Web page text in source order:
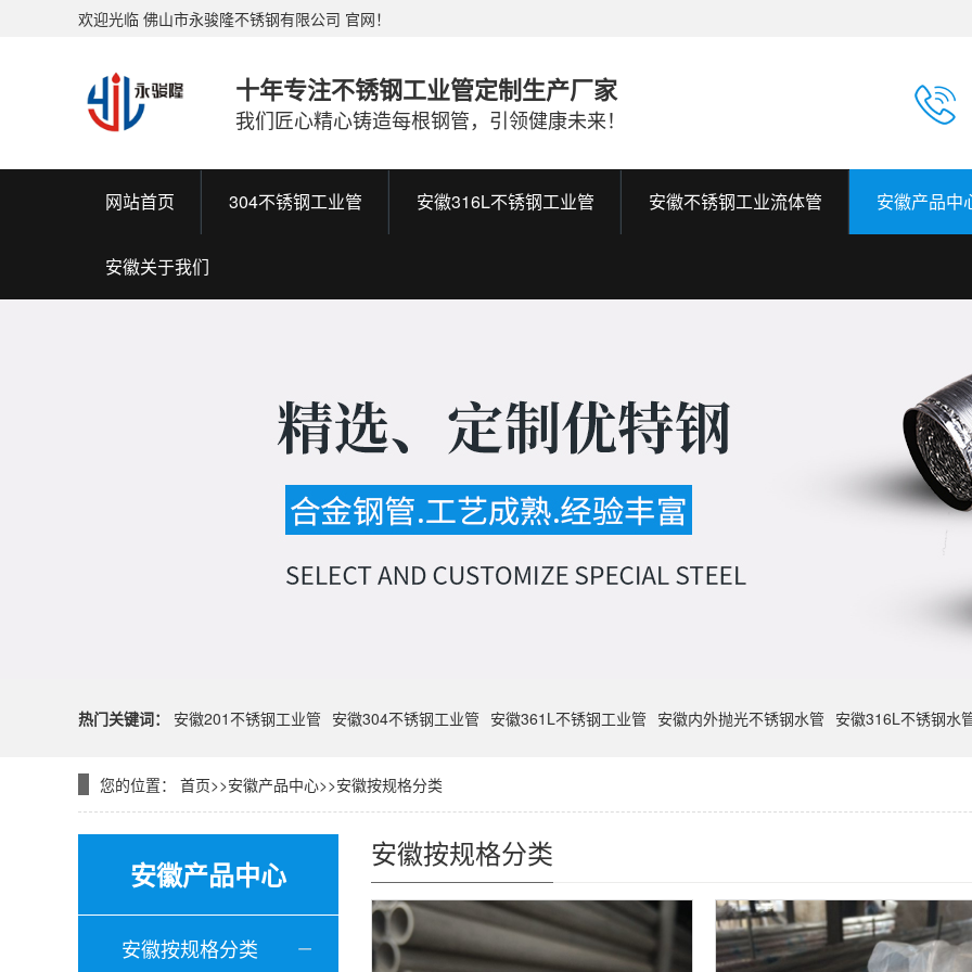
欢迎光临 佛山市永骏隆不锈钢有限公司 官网！
十年专注不锈钢工业管定制生产厂家
我们匠心精心铸造每根钢管，引领健康未来！
网站首页 304不锈钢工业管 安徽316L不锈钢工业管 安徽不锈钢工业流体管 安徽产品中
安徽关于我们
热门关键词： 安徽201不锈钢工业管 安徽304不锈钢工业管 安徽361L不锈钢工业管 安徽内外抛光不锈钢水管 安徽316L不锈钢水
您的位置： 首页>>安徽产品中心>>安徽按规格分类
安徽产品中心
安徽按规格分类
安徽按规格分类